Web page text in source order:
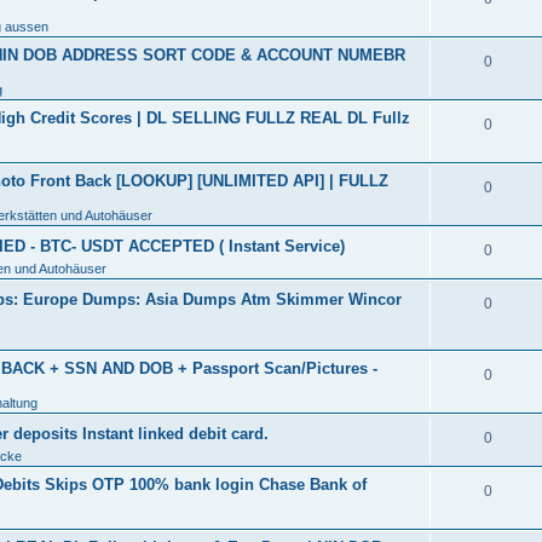
aussen
DOB ADDRESS SORT CODE & ACCOUNT NUMEBR 0
Credit Scores | DL SELLING FULLZ REAL DL Fullz 0
Front Back [LOOKUP] [UNLIMITED API] | FULLZ
und Autohäuser
0
- BTC- USDT ACCEPTED ( Instant Service)
und Autohäuser
0
Europe Dumps: Asia Dumps Atm Skimmer Wincor 0
+ SSN AND DOB + Passport Scan/Pictures - 0
deposits Instant linked debit card. 0
Skips OTP 100% bank login Chase Bank of 0